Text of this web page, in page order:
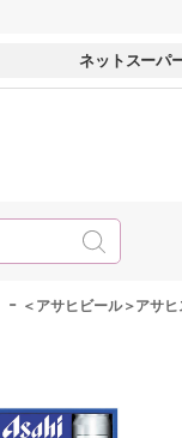
ネットスーパ
- ＜アサヒビール＞アサ